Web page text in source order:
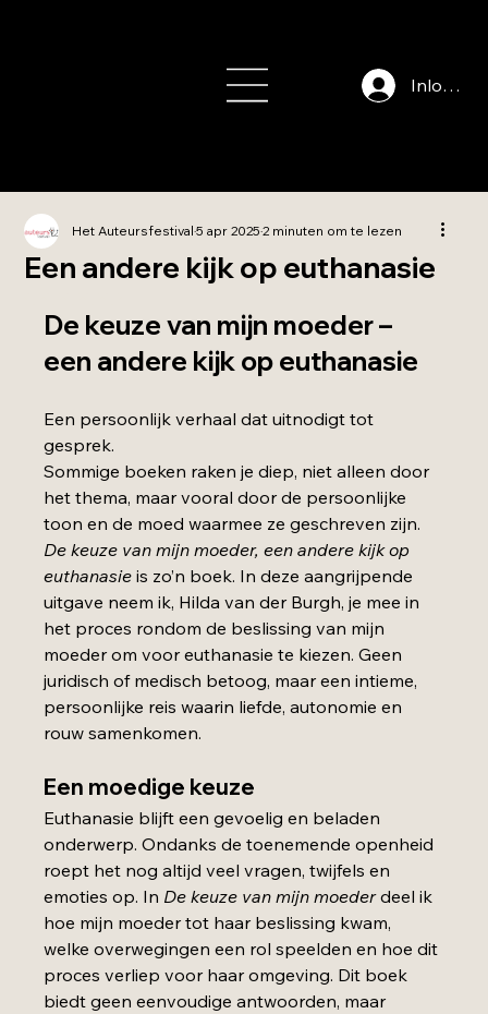
Inloggen
Een andere kijk op euthanasie
Het Auteursfestival5 apr 20252 minuten om te lezen
De keuze van mijn moeder –
een andere kijk op euthanasie
Een persoonlijk verhaal dat uitnodigt tot
gesprek.
Sommige boeken raken je diep, niet alleen door
het thema, maar vooral door de persoonlijke
toon en de moed waarmee ze geschreven zijn.
De keuze van mijn moeder, een andere kijk op
euthanasie is zo’n boek. In deze aangrijpende
uitgave neem ik, Hilda van der Burgh, je mee in
het proces rondom de beslissing van mijn
moeder om voor euthanasie te kiezen. Geen
juridisch of medisch betoog, maar een intieme,
persoonlijke reis waarin liefde, autonomie en
rouw samenkomen.
Een moedige keuze
Euthanasie blijft een gevoelig en beladen
onderwerp. Ondanks de toenemende openheid
roept het nog altijd veel vragen, twijfels en
emoties op. In De keuze van mijn moeder deel ik
hoe mijn moeder tot haar beslissing kwam,
welke overwegingen een rol speelden en hoe dit
proces verliep voor haar omgeving. Dit boek
biedt geen eenvoudige antwoorden, maar